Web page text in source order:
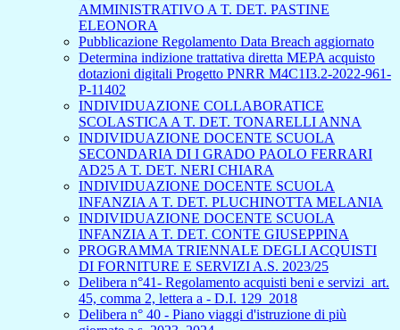
AMMINISTRATIVO A T. DET. PASTINE
ELEONORA
Pubblicazione Regolamento Data Breach aggiornato
Determina indizione trattativa diretta MEPA acquisto
dotazioni digitali Progetto PNRR M4C1I3.2-2022-961-
P-11402
INDIVIDUAZIONE COLLABORATICE
SCOLASTICA A T. DET. TONARELLI ANNA
INDIVIDUAZIONE DOCENTE SCUOLA
SECONDARIA DI I GRADO PAOLO FERRARI
AD25 A T. DET. NERI CHIARA
INDIVIDUAZIONE DOCENTE SCUOLA
INFANZIA A T. DET. PLUCHINOTTA MELANIA
INDIVIDUAZIONE DOCENTE SCUOLA
INFANZIA A T. DET. CONTE GIUSEPPINA
PROGRAMMA TRIENNALE DEGLI ACQUISTI
DI FORNITURE E SERVIZI A.S. 2023/25
Delibera n°41- Regolamento acquisti beni e servizi_art.
45, comma 2, lettera a - D.I. 129_2018
Delibera n° 40 - Piano viaggi d'istruzione di più